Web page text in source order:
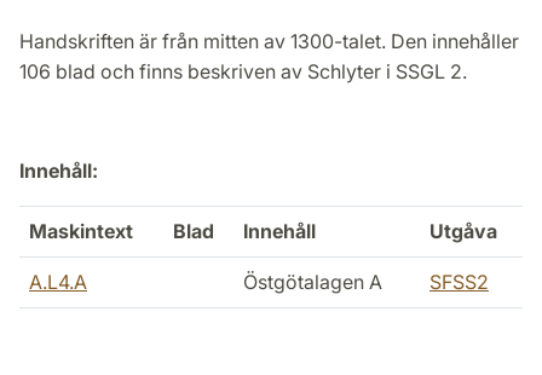
Handskriften är från mitten av 1300-talet. Den innehåller
106 blad och finns beskriven av Schlyter i SSGL 2.
Innehåll:
Maskintext Blad Innehåll Utgåva
A.L4.A Östgötalagen A SFSS2